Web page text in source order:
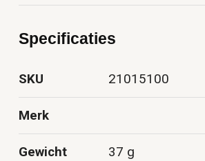
Specificaties
SKU 21015100
Merk
Gewicht 37 g